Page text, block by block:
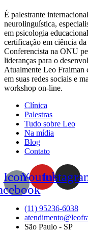
É palestrante
neurolinguística,
em psicologia
certificação em ciência
Conferencista na ONU
lideranças para o
Atualmente Leo Fraiman
em suas redes sociais e
workshop on-line.
Clínica
Palestras
Tudo sobre Leo
Na mídia
Blog
Contato
Icon-Youtube
(11) 95236-6038
São Paulo - SP